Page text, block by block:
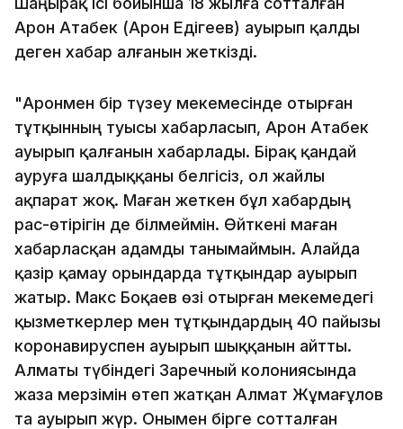
Арон Атабек (Арон Едігеев) ауырып қалды
деген хабар алғанын жеткізді.
"Аронмен бір түзеу мекемесінде отырған
тұтқынның туысы хабарласып, Арон Атабек
ауырып қалғанын хабарлады. Бірақ қандай
ауруға шалдыққаны белгісіз, ол жайлы
ақпарат жоқ. Маған жеткен бұл хабардың
рас-өтірігін де білмеймін. Өйткені маған
хабарласқан адамды танымаймын. Алайда
қазір қамау орындарда тұтқындар ауырып
жатыр. Макс Боқаев өзі отырған мекемедегі
қызметкерлер мен тұтқындардың 40 пайызы
коронавируспен ауырып шыққанын айтты.
Алматы түбіндегі Заречный колониясында
жаза мерзімін өтеп жатқан Алмат Жұмағұлов
та ауырып жүр. Онымен бірге сотталған